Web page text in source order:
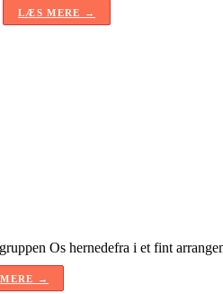
LÆS MERE →
Os hernedefra i et fint
→